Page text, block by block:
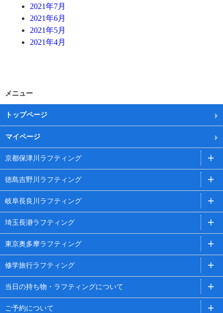
2021年7月
2021年6月
2021年5月
2021年4月
メニュー
トップページ
マイページ
京都保津川ラフティング
徳島吉野川ラフティング
岐阜長良川ラフティング
埼玉長瀞ラフティング
東京奥多摩ラフティング
修学旅行ラフティング
当日の持ち物・ラフティングについて
ご予約について